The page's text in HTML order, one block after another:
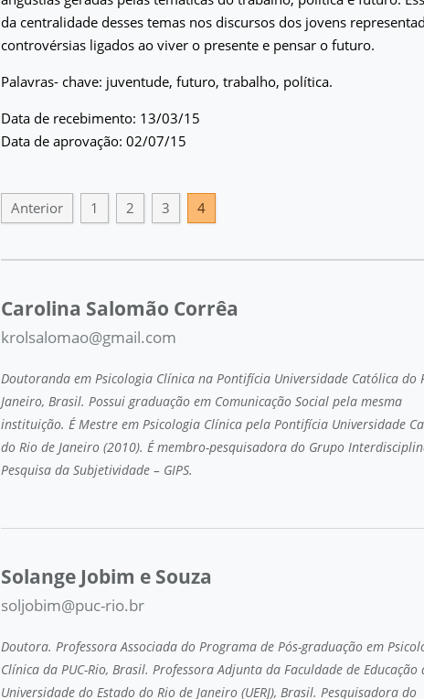
da centralidade desses temas nos discursos dos jovens
controvérsias ligados ao viver o presente e pensar o futuro.
Palavras- chave: juventude, futuro, trabalho, política.
Data de recebimento: 13/03/15
Data de aprovação: 02/07/15
Anterior 1 2 3 4
Carolina Salomão Corrêa
krolsalomao@gmail.com
Doutoranda em Psicologia Clínica na Pontifícia Universidade Católica do
Janeiro, Brasil. Possui graduação em Comunicação Social pela mesma
instituição. É Mestre em Psicologia Clínica pela Pontifícia Universidade
do Rio de Janeiro (2010). É membro-pesquisadora do Grupo
Pesquisa da Subjetividade – GIPS.
Solange Jobim e Souza
soljobim@puc-rio.br
Doutora. Professora Associada do Programa de Pós-graduação em
Clínica da PUC-Rio, Brasil. Professora Adjunta da Faculdade de Educação
Universidade do Estado do Rio de Janeiro (UERJ), Brasil. Pesquisadora do